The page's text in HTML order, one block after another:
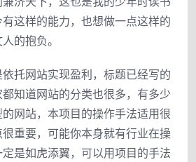
这样的能力，也想做一点这样的
的抱负。
托网站实现盈利，标题已经写的
知道网站的分类也很多，有多少
网站，本项目的操作手法适用很
重要，可能你本身就有行业在操
是如虎添翼，可以用项目的手法